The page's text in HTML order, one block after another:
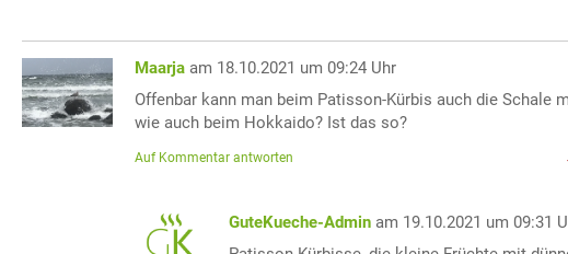
Maarja am 18.10.2021 um 09:24 Uhr
Offenbar kann man beim Patisson-Kürbis auch die Schale
wie auch beim Hokkaido? Ist das so?
Auf Kommentar antworten
GuteKueche-Admin am 19.10.2021 um 09:31